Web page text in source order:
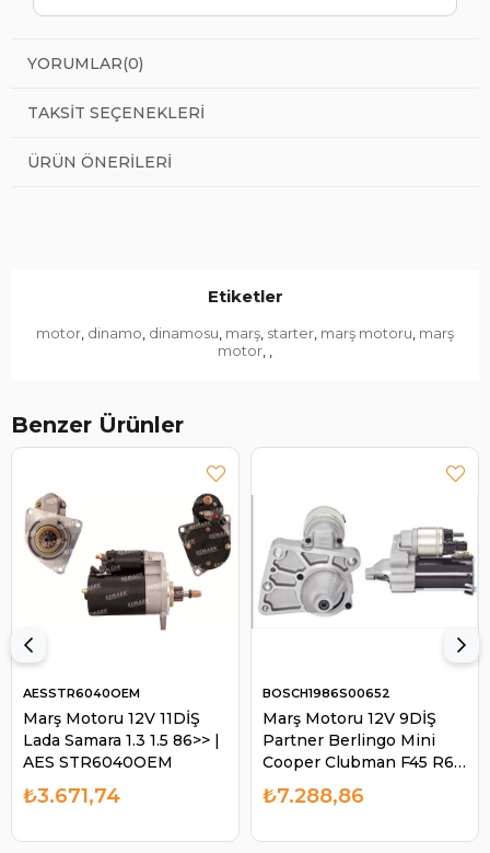
YORUMLAR(0)
TAKSIT SEÇENEKLERI
ÜRÜN ÖNERILERI
Etiketler
motor, dinamo, dinamosu, marş, starter, marş motoru, marş
motor, ,
Benzer Ürünler
Marş Motoru 12V 11DİŞ
Lada Samara 1.3 1.5 86>> |
AES STR6040OEM
AESSTR6040OEM
₺3.671,74
Marş Motoru 12V 9DİŞ
Partner Berlingo Mini
Cooper Clubman F45 R60
| BOSCH 1986S00652
BOSCH1986S00652
₺7.288,86